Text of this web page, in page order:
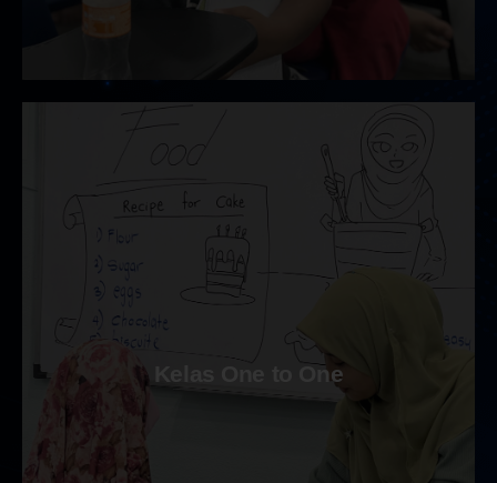
Kelas One to One